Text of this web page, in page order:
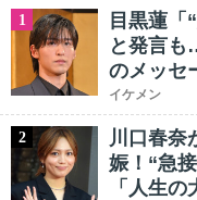
1
目黒蓮「
と発言も
のメッセ
イケメン
2
川口春奈
娠！“急
「人生の